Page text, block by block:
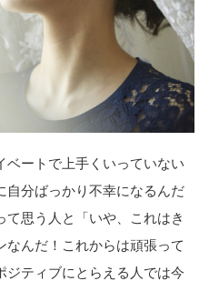
ベートで上手くいっていない
自分ばっかり不幸になるんだ
思う人と「いや、これはき
なんだ！これからは頑張って
ジティブにとらえる人では今